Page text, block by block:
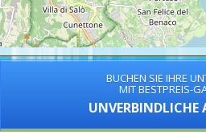
BUCHEN SIE IHRE
MIT BESTPREIS-
UNVERBINDLICHE